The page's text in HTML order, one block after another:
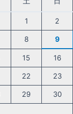
1 2
8 9
15 16
22 23
29 30